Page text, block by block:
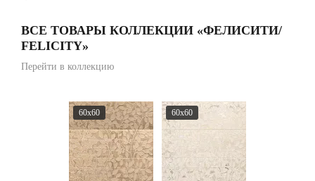
ВСЕ ТОВАРЫ КОЛЛЕКЦИИ «ФЕЛИСИТИ/
FELICITY»
Перейти в коллекцию
60x60 60x60